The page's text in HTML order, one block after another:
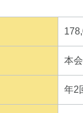
本
年2